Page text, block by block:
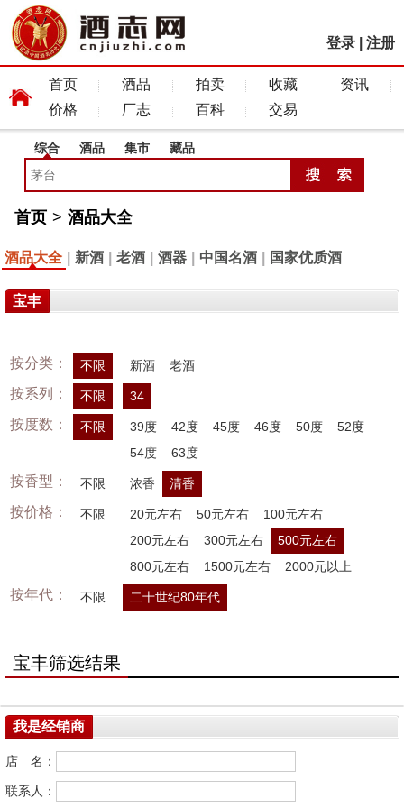
登录 注册
首页 酒品 拍卖 收藏
资讯
价格
厂志 百科 交易
综合 酒品 集市 藏品
首页 > 酒品大全
酒品大全 新酒 老酒 酒器 中国名酒 国家优质酒
宝丰
按分类： 不限 新酒 老酒
按系列： 不限 34
按度数： 不限 39度 42度 45度 46度 50度
52度
54度
63度
按香型： 不限 浓香 清香
按价格： 不限 20元左右 50元左右
100元左右
200元左右
300元左右
500元左右
800元左右
1500元左右 2000元以上
按年代： 不限 二十世纪80年代
宝丰筛选结果
我是经销商
店 名：
联系人：